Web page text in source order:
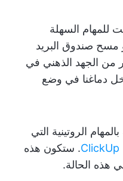
السهلة
مسح صندوق البريد
من الجهد الذهني في
دماغنا في وضع
الروتينية التي
ClickUp. ستكون هذه
هذه الحالة.